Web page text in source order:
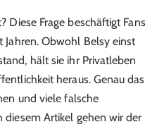
Diese Frage beschäftigt Fans
Jahren. Obwohl Belsy einst
hält sie ihr Privatleben
heraus. Genau das
und viele falsche
diesem Artikel gehen wir der